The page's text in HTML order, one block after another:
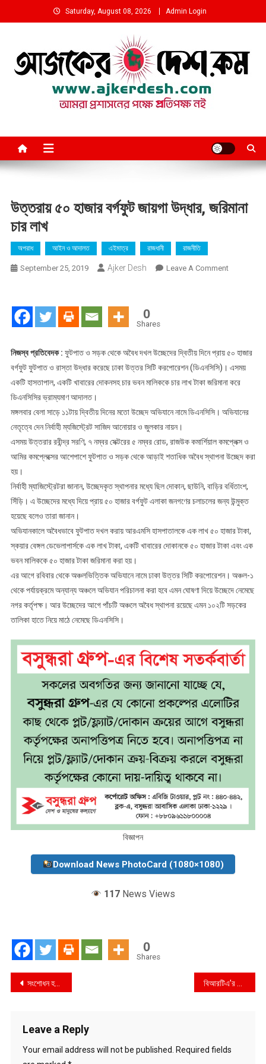
to
Saturday, August 08, 2026 Admin Login
উত্তরায় ৫০ হাজার বর্গফুট জায়গা উদ্ধার, জরিমানা
চার লাখ
অপরাধ আইন ও আদালত এইমাত্র রাজধানী রাজনীতি
September 25, 2019 Ajker Desh Leave A CommentOn
উদ্ধার,
0
Shares
নিজস্ব প্রতিবেদক : ফুটপাত ও সড়ক থেকে অবৈধ দখল উচ্ছেদের দ্বিতীয় দিনে প্রায় ৫০ হাজার
বর্গফুট ফুটপাত ও রাস্তা উদ্ধার করেছে ঢাকা উত্তর সিটি করপোরেশন (ডিএনসিসি)। এসময়
একটি হাসতাপাল, একটি খাবারের দোকনসহ চার ভবন মালিককে চার লাখ টাকা জরিমানা করে
ডিএনসিসির ভ্রাম্যমাণ আদালত।
মঙ্গলবার বেলা সাড়ে ১১টায় দ্বিতীয় দিনের মতো উচ্ছেদ অভিযানে নামে ডিএনসিসি। অভিযানের
নেতৃত্বে দেন নির্বাহী ম্যজিস্ট্রেট সাজিদ আনোয়ার ও জুলকার নায়ন।
এসময় উত্তরার রবীন্দ্র সরণি, ৭ নম্বর সেক্টরের ৫ নম্বর রোড, রাজউক কমার্শিয়াল কমপ্লেক্স ও
আমির কমপ্লেক্সের আশেপাশে ফুটপাত ও সড়ক থেকে আড়াই শতাধিক অবৈধ স্থাপনা উচ্ছেদ করা
হয়।
নির্বাহী ম্যাজিস্ট্রেটরা জানান, উচ্ছেদকৃত স্থাপনার মধ্যে ছিল দোকান, ছাউনি, বাড়ির বর্ধিতাংশ,
সিঁড়ি। এ উচ্ছেদের মধ্যে দিয়ে প্রায় ৫০ হাজার বর্গফুট এলাকা জনগণের চলাচলের জন্য উন্মুক্ত
হয়েছে বলেও তারা জানান।
অভিযানকালে অবৈধভাবে ফুটপাত দখল করায় আরএমসি হাসপাতালকে এক লাখ ৫০ হাজার টাকা,
স্কয়ার বেঙ্গল ডেভেলাপার্সকে এক লাখ টাকা, একটি খাবারের দোকানকে ৫০ হাজার টাকা এবং এক
ভবন মালিককে ৫০ হাজার টাকা জরিমানা করা হয়।
এর আগে রবিবার থেকে অঞ্চলভিত্তিক অভিযানে নামে ঢাকা উত্তর সিটি করপোরেশন। অঞ্চল-১
থেকে পর্যায়ক্রমে অন্যান্য অঞ্চলে অভিযান পরিচালনা করা হবে এমন ঘোষণা দিয়ে উচ্ছেদে নেমেছে
নগর কর্তৃপক্ষ। আর উচ্ছেদের আগে পাঁচটি অঞ্চলে অবৈধ স্থাপনা রয়েছে এমন ১০২টি সড়কের
তালিকা হাতে নিয়ে মাঠে নেমেছে ডিএনসিসি।
বিজ্ঞাপন
Download News PhotoCard (1080×1080)
117 News Views
0
Shares
Post
সংশোধন হতে পারে সড়ক নিরাপত্তা আইন বিআরটিএ’র কাছে প্রাইভেটকারের তালিকা চেয়েছে দুদক
Leave a Reply
Your email address will not be published. Required fields